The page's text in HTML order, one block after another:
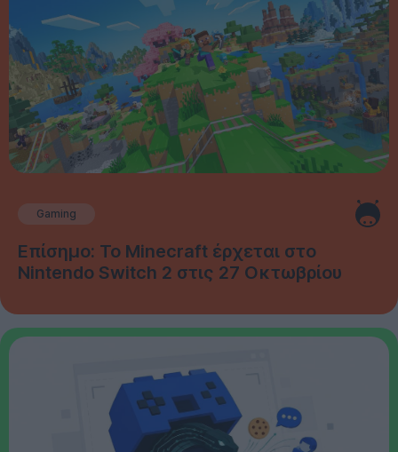
Gaming
Επίσημο: Το Minecraft έρχεται στο
Nintendo Switch 2 στις 27 Οκτωβρίου